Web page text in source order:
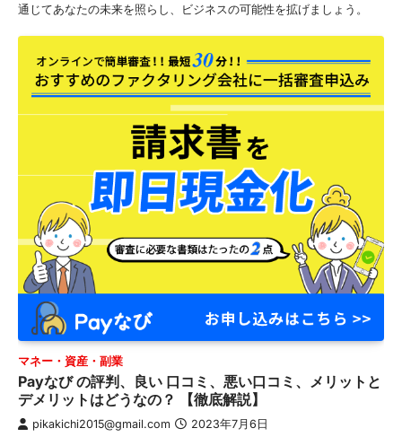
通じてあなたの未来を照らし、ビジネスの可能性を拡げましょう。
マネー・資産・副業
Payなび の評判、良い 口コミ、悪い口コミ、メリットと
デメリットはどうなの？ 【徹底解説】
pikakichi2015@gmail.com 2023年7月6日